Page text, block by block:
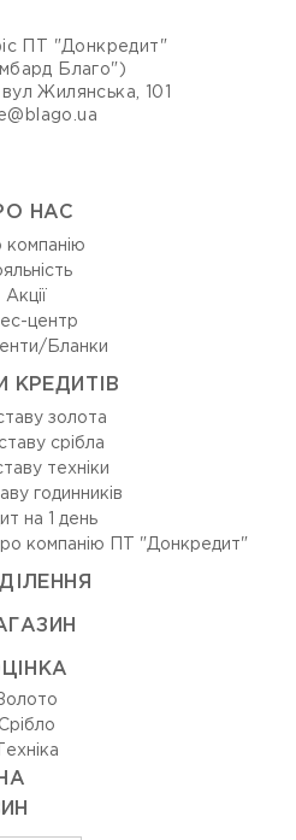
ПТ "Донкредит"
Благо")
Жилянська, 101
НАС
компанію
Акції
центр
Бланки
КРЕДИТІВ
золота
срібла
техніки
годинників
на 1 день
компанію ПТ "Донкредит"
Срiбло
Технiка